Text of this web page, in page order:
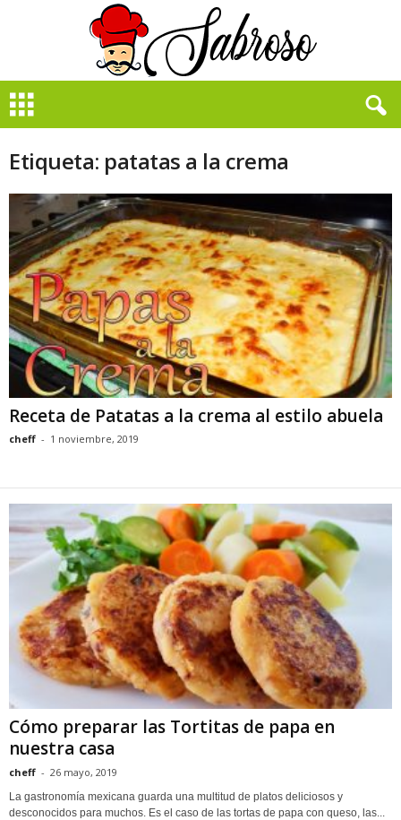
e
Etiqueta: patatas a la crema
Receta de Patatas a la crema al estilo abuela
cheff - 1 noviembre, 2019
Cómo preparar las Tortitas de papa en
nuestra casa
cheff - 26 mayo, 2019
La gastronomía mexicana guarda una multitud de platos deliciosos y
desconocidos para muchos. Es el caso de las tortas de papa con queso, las...